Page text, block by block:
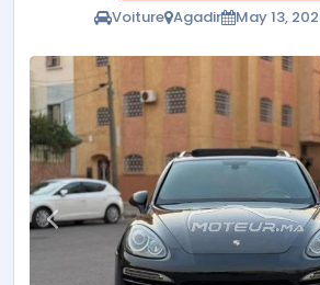
Voiture Agadir May 13,